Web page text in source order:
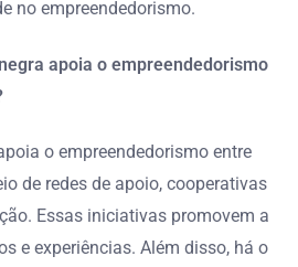
no empreendedorismo.
apoia o empreendedorismo
o empreendedorismo entre
de redes de apoio, cooperativas
Essas iniciativas promovem a
e experiências. Além disso, há o